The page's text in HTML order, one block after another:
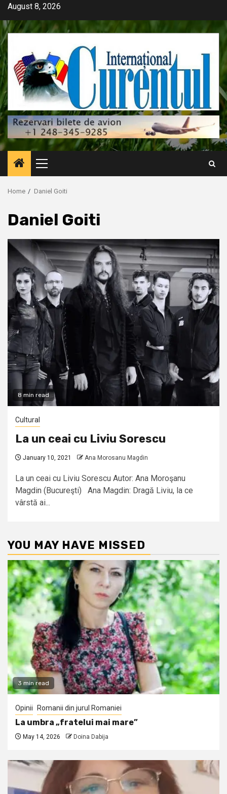
Skip
content
August 8, 2026
Primary
Menu
Home Daniel Goiti
Daniel Goiti
8 min read
Cultural
La un ceai cu Liviu Sorescu
January 10, 2021 Ana Morosanu Magdin
La un ceai cu Liviu Sorescu Autor: Ana Moroşanu
Magdin (Bucureşti) Ana Magdin: Dragă Liviu, la ce
vârstă ai...
YOU MAY HAVE MISSED
3 min read
Opinii Romanii din jurul Romaniei
La umbra „fratelui mai mare”
May 14, 2026 Doina Dabija